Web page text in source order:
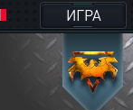
ИГРА